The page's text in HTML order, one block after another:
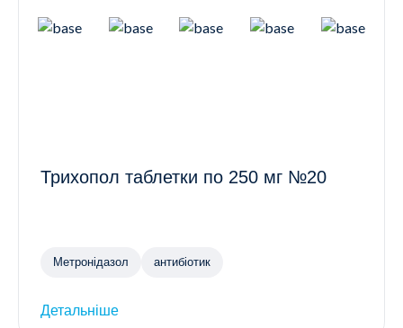
Трихопол таблетки по 250 мг №20
Метронідазол антибіотик
Детальніше